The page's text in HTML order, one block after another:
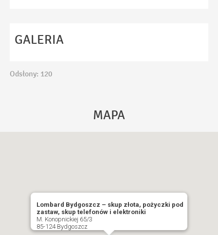
Polityka Prywatności
WYŚLIJ
GALERIA
Odsłony: 120
MAPA
Lombard Bydgoszcz – skup złota, pożyczki pod
zastaw, skup telefonów i elektroniki
M. Konopnickiej 65/3
85-124 Bydgoszcz